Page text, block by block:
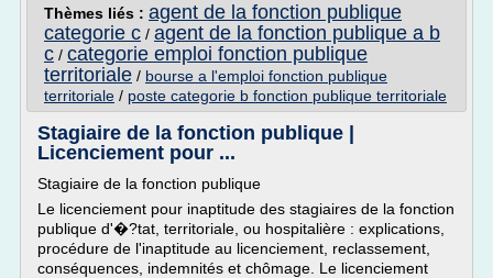
Thèmes liés : agent de la fonction publique
categorie c / agent de la fonction publique a b
c / categorie emploi fonction publique
territoriale / bourse a l'emploi fonction publique
territoriale / poste categorie b fonction publique territoriale
Stagiaire de la fonction publique |
Licenciement pour ...
Stagiaire de la fonction publique
Le licenciement pour inaptitude des stagiaires de la fonction
publique d'�?tat, territoriale, ou hospitalière : explications,
procédure de l'inaptitude au licenciement, reclassement,
conséquences, indemnités et chômage. Le licenciement